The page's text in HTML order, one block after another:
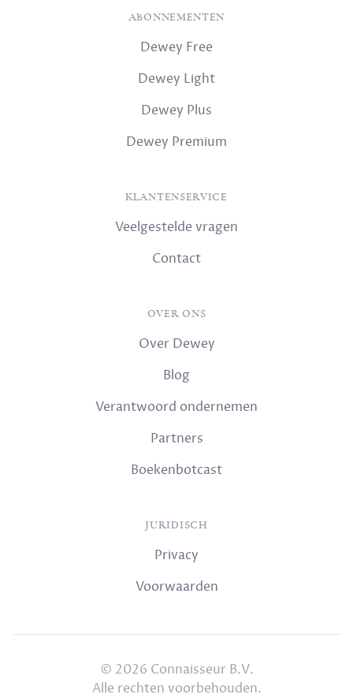
ABONNEMENTEN
Dewey Free
Dewey Light
Dewey Plus
Dewey Premium
KLANTENSERVICE
Veelgestelde vragen
Contact
OVER ONS
Over Dewey
Blog
Verantwoord ondernemen
Partners
Boekenbotcast
JURIDISCH
Privacy
Voorwaarden
© 2026 Connaisseur B.V.
Alle rechten voorbehouden.